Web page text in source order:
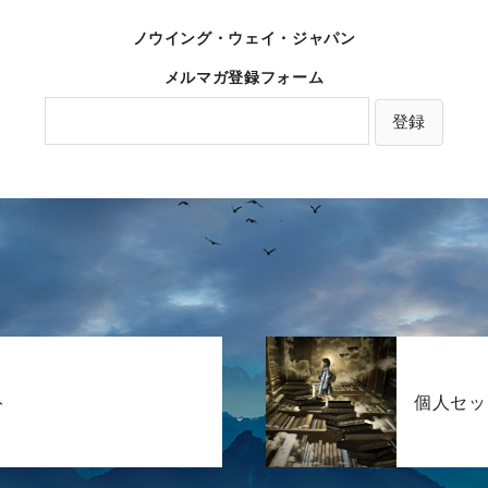
ノウイング・ウェイ・ジャパン
メルマガ登録フォーム
個人セ